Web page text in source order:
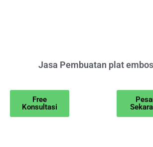
Jasa Pembuatan plat
Free
Konsultasi